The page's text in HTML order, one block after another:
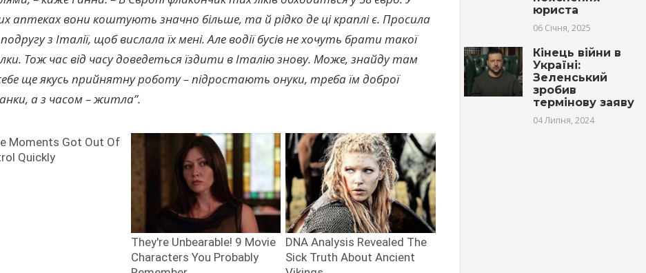
aптеках вони коштують значно більше, та й рідко де ці краплі є. Просила
з Італії, щоб вислала їх мені. Але водії бусів не хочуть брати такої
Тож час від часу доведеться їздити в Італію знову. Може, знайду там
ще якусь прийнятну роботу – підростають онуки, треба їм доброї
а з часом – житла”.
юриста
06 Січня, 2025
Кінець війни в
Україні:
Зеленський
зробив
термінову заяву
04 Липня, 2024